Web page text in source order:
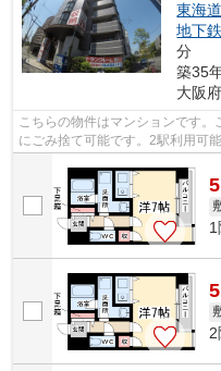
東海
地下
分
築35
大阪府
こちらの物件はマンションです
にごみ捨て可能です。2駅利用可